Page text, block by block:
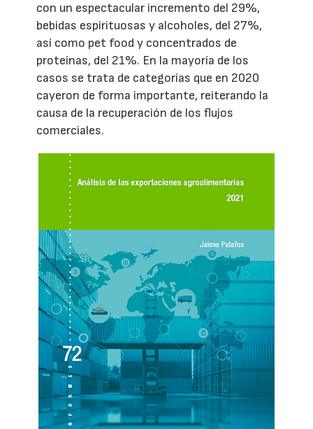
con un espectacular incremento del 29%,
bebidas espirituosas y alcoholes, del 27%,
así como pet food y concentrados de
proteínas, del 21%. En la mayoría de los
casos se trata de categorías que en 2020
cayeron de forma importante, reiterando la
causa de la recuperación de los flujos
comerciales.